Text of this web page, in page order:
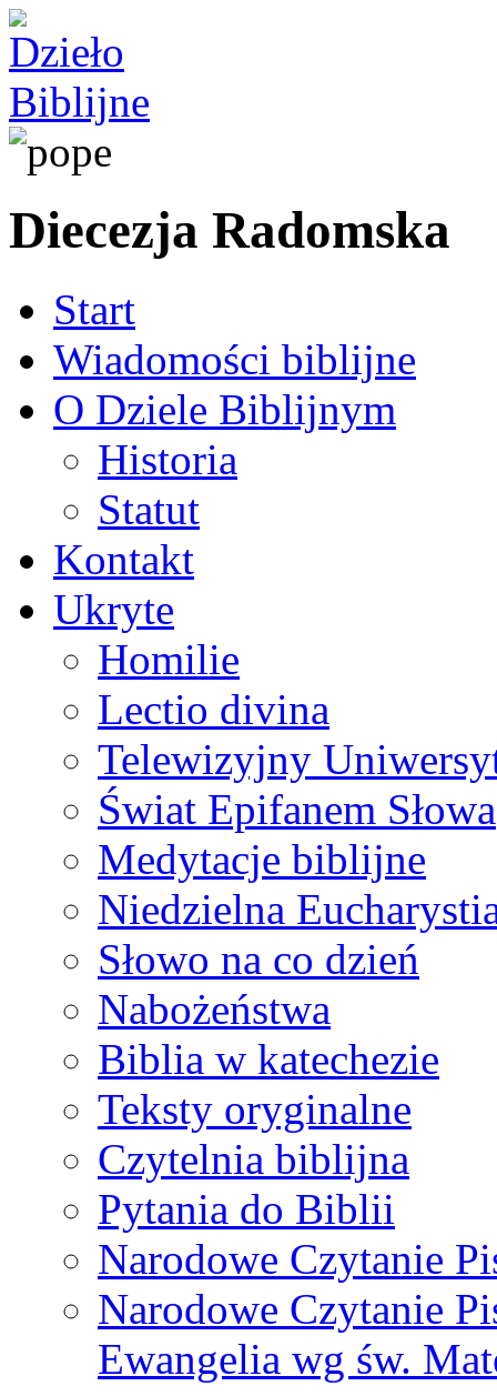
Diecezja Radomska
Start
Wiadomości biblijne
O Dziele Biblijnym
Historia
Statut
Kontakt
Ukryte
Homilie
Lectio divina
Telewizyjny
Świat Epifanem Słowa
Medytacje biblijne
Niedzielna
Słowo na co dzień
Nabożeństwa
Biblia w katechezie
Teksty oryginalne
Czytelnia biblijna
Pytania do Biblii
Narodowe Czytanie
Narodowe Czytanie
Ewangelia wg św.